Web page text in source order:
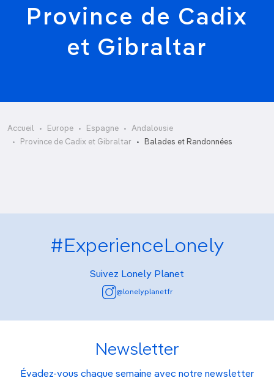
Province de Cadix
et Gibraltar
Accueil Europe Espagne
Andalousie
Province de Cadix et Gibraltar
Balades et Randonnées
Mediterranean Steps
#ExperienceLonely
Suivez Lonely Planet
@lonelyplanetfr
Newsletter
Évadez-vous chaque semaine avec notre newsletter